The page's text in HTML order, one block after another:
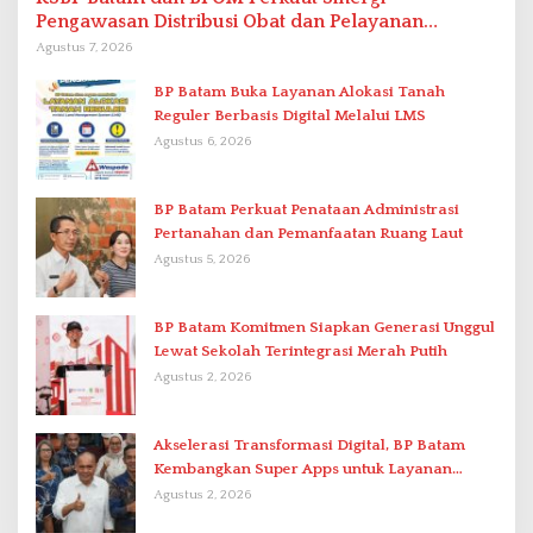
Pengawasan Distribusi Obat dan Pelayanan
Kefarmasian
Agustus 7, 2026
BP Batam Buka Layanan Alokasi Tanah
Reguler Berbasis Digital Melalui LMS
Agustus 6, 2026
BP Batam Perkuat Penataan Administrasi
Pertanahan dan Pemanfaatan Ruang Laut
Agustus 5, 2026
BP Batam Komitmen Siapkan Generasi Unggul
Lewat Sekolah Terintegrasi Merah Putih
Agustus 2, 2026
Akselerasi Transformasi Digital, BP Batam
Kembangkan Super Apps untuk Layanan
Terpadu
Agustus 2, 2026